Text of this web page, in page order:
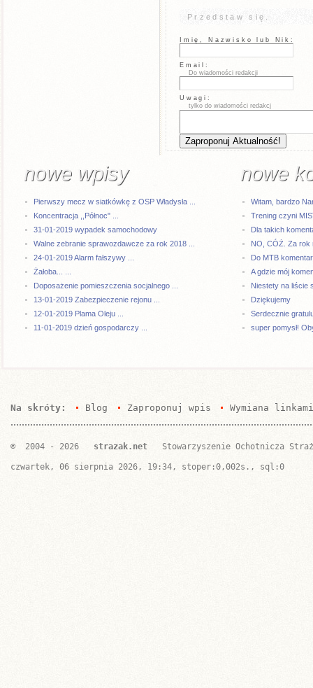
Przedstaw się.
Imię, Nazwisko lub Nik:
Email:
Do wiadomości redakcji
Uwagi:
tylko do wiadomości redakcj
nowe wpisy
Pierwszy mecz w siatkówkę z OSP Władysła ...
Koncentracja ,,Północ" ...
31-01-2019 wypadek samochodowy
Walne zebranie sprawozdawcze za rok 2018 ...
24-01-2019 Alarm fałszywy ...
Żałoba... ...
Doposażenie pomieszczenia socjalnego ...
13-01-2019 Zabezpieczenie rejonu ...
12-01-2019 Plama Oleju ...
11-01-2019 dzień gospodarczy ...
nowe
Witam, bardzo
Trening czyni
Dla takich
NO, CÓŻ. Za rok
Do MTB
A gdzie mój
Niestety na liście
Dziękujemy
Serdecznie
super pomysł!
Na skróty: Blog Zaproponuj wpis Wymiana linkami
© 2004 - 2026 strazak.net Stowarzyszenie Ochotnicza
czwartek, 06 sierpnia 2026, 19:34, stoper:0,002s., sql:0